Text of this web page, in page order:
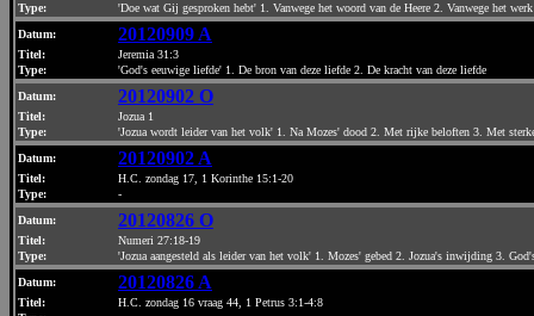
Type:
'Doe wat Gij gesproken hebt' 1. Vanwege het woord van de Heere 2. Vanwege het
Datum: 20120909 A
Titel:
Jeremia 31:3
Type:
'God's eeuwige liefde' 1. De bron van deze liefde 2. De kracht van deze liefde
Datum: 20120902 O
Titel:
Jozua 1
Type:
'Jozua wordt leider van het volk' 1. Na Mozes' dood 2. Met rijke beloften 3. Met
Datum: 20120902 A
Titel:
H.C. zondag 17, 1 Korinthe 15:1-20
Type:
-
Datum: 20120826 O
Titel:
Numeri 27:18-19
Type:
'Jozua aangesteld als leider van het volk' 1. Mozes' gebed 2. Jozua's inwijding 3.
Datum: 20120826 A
Titel:
H.C. zondag 16 vraag 44, 1 Petrus 3:1-4:8